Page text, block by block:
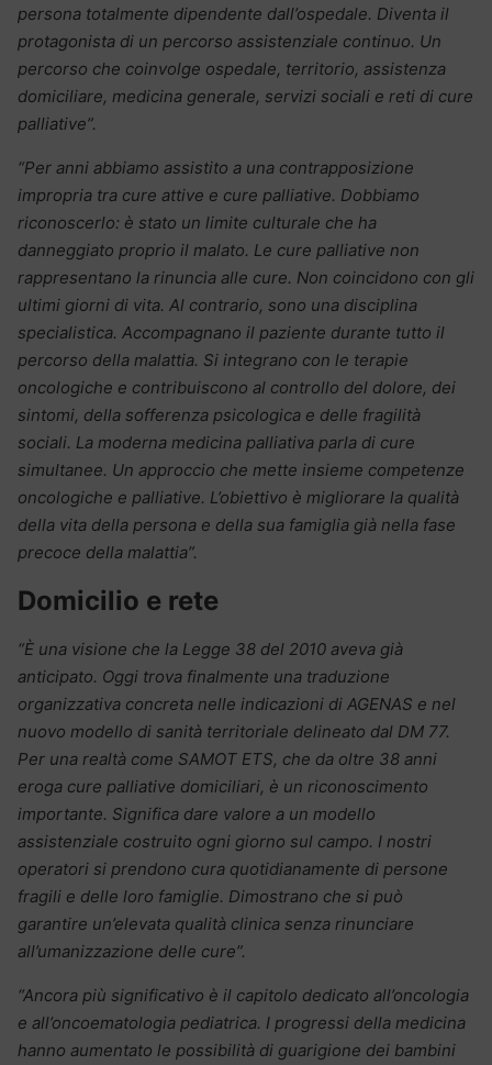
persona totalmente dipendente dall’ospedale. Diventa il
protagonista di un percorso assistenziale continuo. Un
percorso che coinvolge ospedale, territorio, assistenza
domiciliare, medicina generale, servizi sociali e reti di cure
palliative”.
“Per anni abbiamo assistito a una contrapposizione
impropria tra cure attive e cure palliative. Dobbiamo
riconoscerlo: è stato un limite culturale che ha
danneggiato proprio il malato. Le cure palliative non
rappresentano la rinuncia alle cure. Non coincidono con gli
ultimi giorni di vita. Al contrario, sono una disciplina
specialistica. Accompagnano il paziente durante tutto il
percorso della malattia. Si integrano con le terapie
oncologiche e contribuiscono al controllo del dolore, dei
sintomi, della sofferenza psicologica e delle fragilità
sociali. La moderna medicina palliativa parla di cure
simultanee. Un approccio che mette insieme competenze
oncologiche e palliative. L’obiettivo è migliorare la qualità
della vita della persona e della sua famiglia già nella fase
precoce della malattia”.
Domicilio e rete
“È una visione che la Legge 38 del 2010 aveva già
anticipato. Oggi trova finalmente una traduzione
organizzativa concreta nelle indicazioni di AGENAS e nel
nuovo modello di sanità territoriale delineato dal DM 77.
Per una realtà come SAMOT ETS, che da oltre 38 anni
eroga cure palliative domiciliari, è un riconoscimento
importante. Significa dare valore a un modello
assistenziale costruito ogni giorno sul campo. I nostri
operatori si prendono cura quotidianamente di persone
fragili e delle loro famiglie. Dimostrano che si può
garantire un’elevata qualità clinica senza rinunciare
all’umanizzazione delle cure”.
“Ancora più significativo è il capitolo dedicato all’oncologia
e all’oncoematologia pediatrica. I progressi della medicina
hanno aumentato le possibilità di guarigione dei bambini